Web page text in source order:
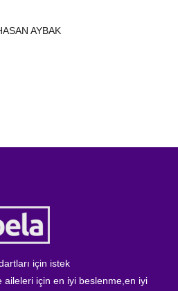
AYBAK
için istek
aileleri için en iyi beslenme,en iyi